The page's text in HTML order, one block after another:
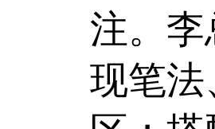
注。
现笔